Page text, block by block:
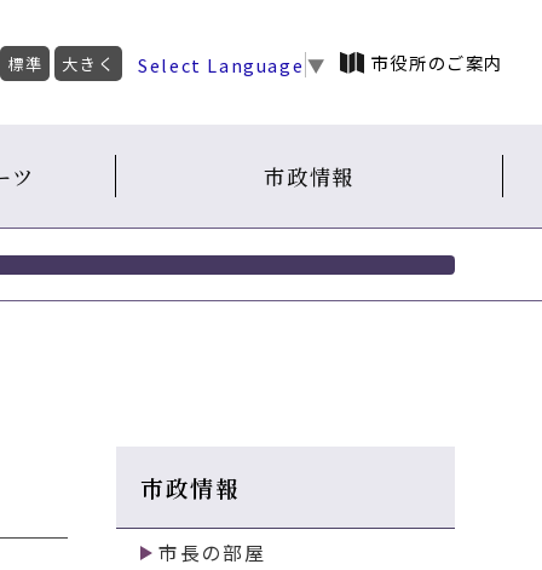
標準 大きく Select Language ▼ 市役所のご案内
ツ 市政情報
市政情報
市長の部屋